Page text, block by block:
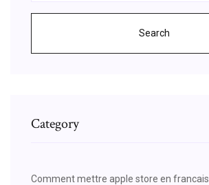
Search
Category
Comment mettre apple store en francais